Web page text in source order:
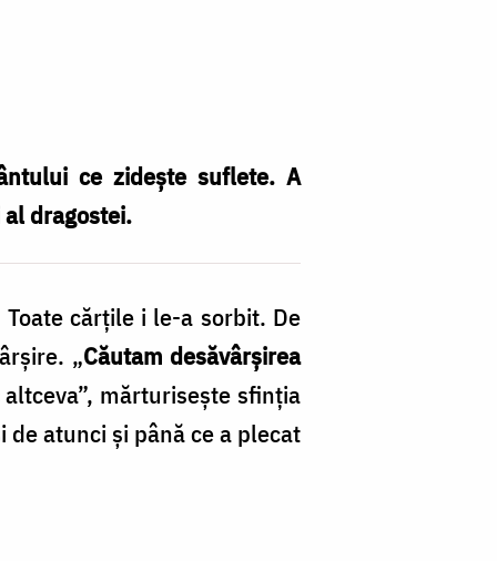
ce zidește suflete. A
dragostei.
cărţile i le-a sorbit. De
„Căutam desăvârşirea
mărturisește sfinția
atunci și până ce a plecat